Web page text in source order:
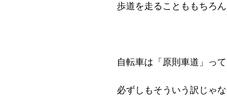
歩道を走ることももちろん
自転車は「原則車道」っ
必ずしもそういう訳じゃな